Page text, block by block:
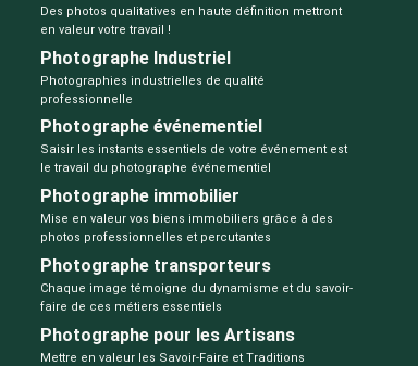
Des photos qualitatives en haute définition mettront
en valeur votre travail !
Photographe Industriel
Photographies industrielles de qualité
professionnelle
Photographe événementiel
Saisir les instants essentiels de votre événement est
le travail du photographe événementiel
Photographe immobilier
Mise en valeur vos biens immobiliers grâce à des
photos professionnelles et percutantes
Photographe transporteurs
Chaque image témoigne du dynamisme et du savoir-
faire de ces métiers essentiels
Photographe pour les Artisans
Mettre en valeur les Savoir-Faire et Traditions